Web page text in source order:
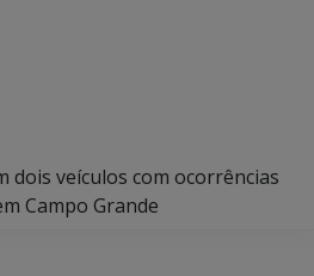
dois veículos com ocorrências
Campo Grande